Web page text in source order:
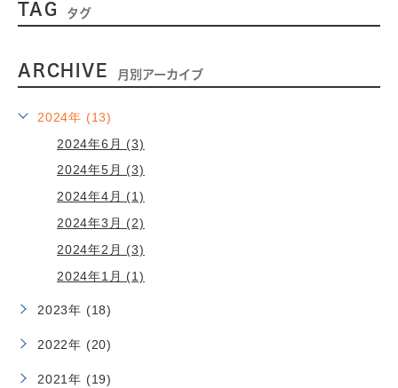
TAG タグ
ARCHIVE 月別アーカイブ
2024年 (13)
2024年6月 (3)
2024年5月 (3)
2024年4月 (1)
2024年3月 (2)
2024年2月 (3)
2024年1月 (1)
2023年 (18)
2022年 (20)
2021年 (19)